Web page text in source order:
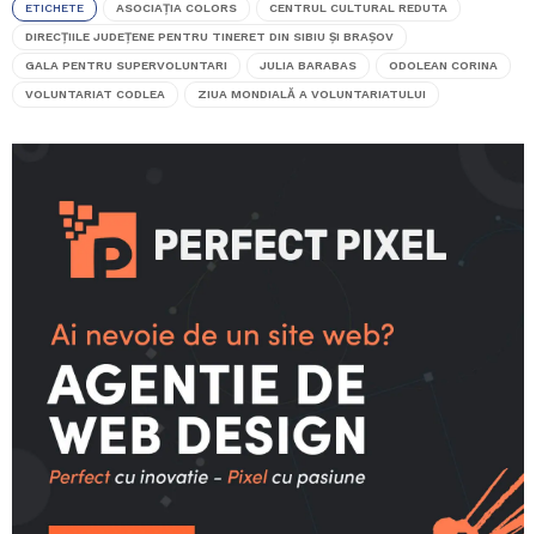
ETICHETE ASOCIAȚIA COLORS CENTRUL CULTURAL REDUTA
DIRECȚIILE JUDEȚENE PENTRU TINERET DIN SIBIU ȘI BRAȘOV
GALA PENTRU SUPERVOLUNTARI JULIA BARABAS ODOLEAN CORINA
VOLUNTARIAT CODLEA ZIUA MONDIALĂ A VOLUNTARIATULUI